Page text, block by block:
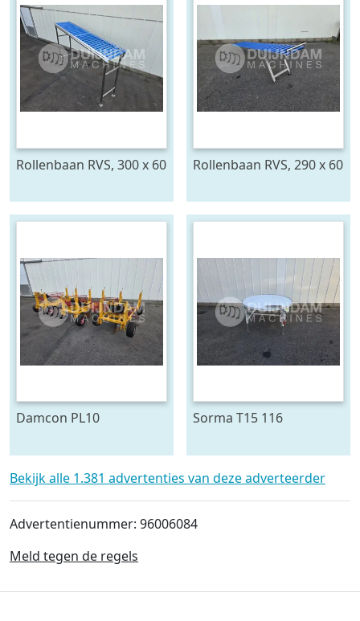
Rollenbaan RVS, 300 x 60
Rollenbaan RVS, 290 x 60
Damcon PL10
bomen
Sorma T15 116
Bekijk alle 1.381 advertenties van deze adverteerder
Advertentienummer: 96006084
Meld tegen de regels